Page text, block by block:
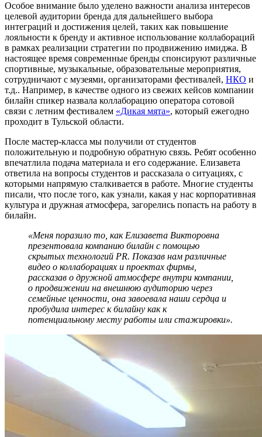
Особое внимание было уделено важности анализа интересов
целевой аудитории бренда для дальнейшего выбора
интеграций и достижения целей, таких как повышение
лояльности к бренду и активное использование коллабораций
в рамках реализации стратегии по продвижению имиджа. В
настоящее время современные бренды спонсируют различные
спортивные, музыкальные, образовательные мероприятия,
сотрудничают с музеями, организаторами фестивалей, НКО и
т.д.. Например, в качестве одного из свежих кейсов компании
билайн спикер назвала коллаборацию оператора сотовой
связи с летним фестивалем «Дикая мята», который ежегодно
проходит в Тульской области.
После мастер-класса мы получили от студентов
положительную и подробную обратную связь. Ребят особенно
впечатлила подача материала и его содержание. Елизавета
ответила на вопросы студентов и рассказала о ситуациях, с
которыми напрямую сталкивается в работе. Многие студенты
писали, что после того, как узнали, какая у нас корпоративная
культура и дружная атмосфера, загорелись попасть на работу в
билайн.
«Меня поразило то, как Елизавета Викторовна
презентовала компанию билайн с помощью
скрытых технологий PR. Показав нам различные
видео о коллаборациях и проектах фирмы,
рассказав о дружной атмосфере внутри компании,
о продвижении на внешнюю аудиторию через
семейные ценности, она завоевала наши сердца и
пробудила интерес к билайну как к
потенциальному месту работы или стажировки».